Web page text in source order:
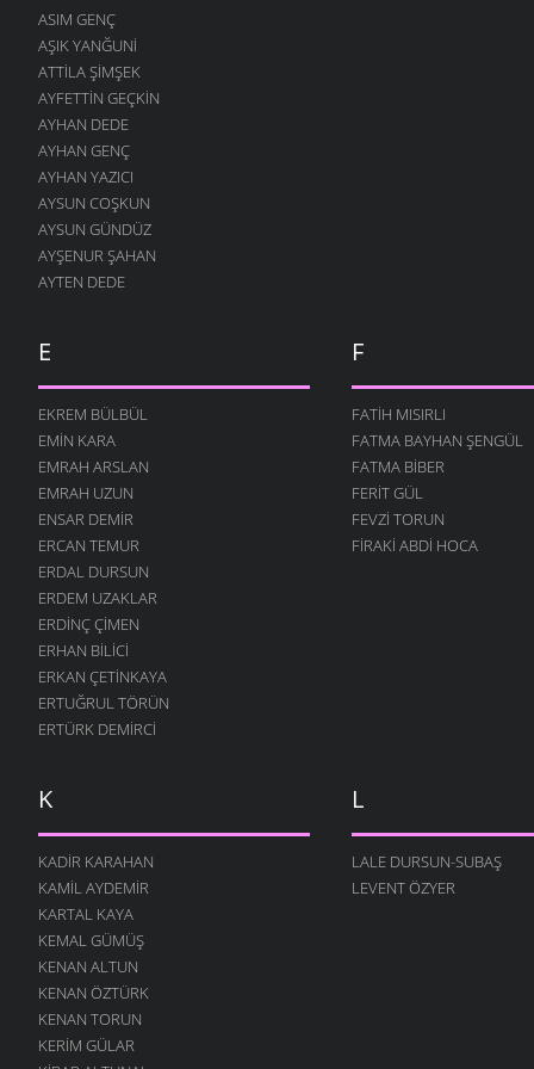
5 MART 2006
BİZİM AĞA
5 MART 2006
KARA TOPRAK
5 MART 2006
İSTANBOL
5 MART 2006
GÜZEL – ÇİRKİN
5 MART 2006
5 MART 2006
BOŞ BU DÜNYA
5 MART 2006
ALI
5 MART 2006
ZAMAN
5 MART 2006
ÖĞRETMEN
5 MART 2006
HERKES BURADADIR
5 MART 2006
İŞTE ÖYLE BİR ÇOCUK
DUVAR
5 MART 2006
ANASINI SATEM
5 MART 2006
O ZAMAN YAZDIM
5 MART 2006
YANLIŞ VAR
5 MART 2006
DOMUZ
4 MART 2006
ASIM GENÇ
AŞIK YANĞUNI
ATTILA ŞIMŞEK
AYFETTIN GEÇKIN
AYHAN DEDE
AYHAN GENÇ
AYHAN YAZICI
AYSUN COŞKUN
AYSUN GÜNDÜZ
AYŞENUR ŞAHAN
AYTEN DEDE
E
EKREM BÜLBÜL
EMIN KARA
EMRAH ARSLAN
EMRAH UZUN
ENSAR DEMIR
ERCAN TEMUR
ERDAL DURSUN
ERDEM UZAKLAR
ERDINÇ ÇIMEN
ERHAN BILICI
ERKAN ÇETINKAYA
ERTUĞRUL TÖRÜN
ERTÜRK DEMIRCI
F
FATIH MISIRLI
FATMA BAYHAN ŞENGÜL
FATMA BIBER
FERIT GÜL
FEVZI TORUN
FIRAKI ABDI HOCA
K
KADIR KARAHAN
KAMIL AYDEMIR
KARTAL KAYA
KEMAL GÜMÜŞ
KENAN ALTUN
KENAN ÖZTÜRK
KENAN TORUN
KERIM GÜLAR
L
LALE DURSUN-SUBAŞ
LEVENT ÖZYER